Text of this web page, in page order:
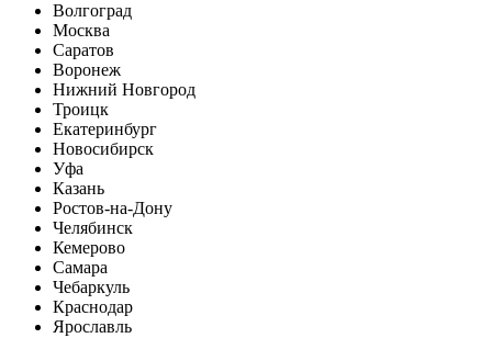
Волгоград
Москва
Саратов
Воронеж
Нижний Новгород
Троицк
Екатеринбург
Новосибирск
Уфа
Казань
Ростов-на-Дону
Челябинск
Кемерово
Самара
Чебаркуль
Краснодар
Ярославль